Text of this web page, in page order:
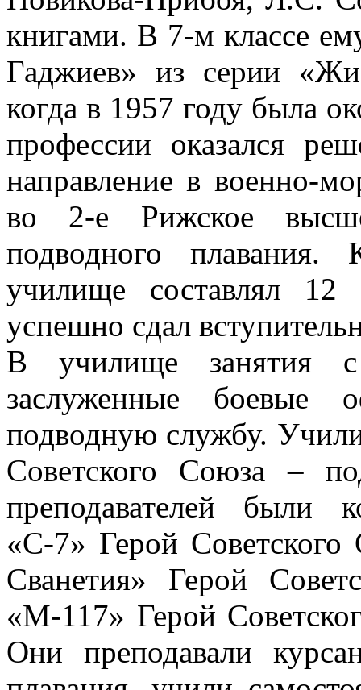
книгами. В 7-м классе
Гаджиев» из серии
когда в 1957 году была
профессии оказался
направление в военно-
во 2-е Рижское
подводного
училище составлял 12
успешно сдал
В училище занятия
заслуженные
подводную службу.
Советского Союза –
преподавателей были
«С-7» Герой
Сванетия» Герой
«М-117» Герой
Они преподавали